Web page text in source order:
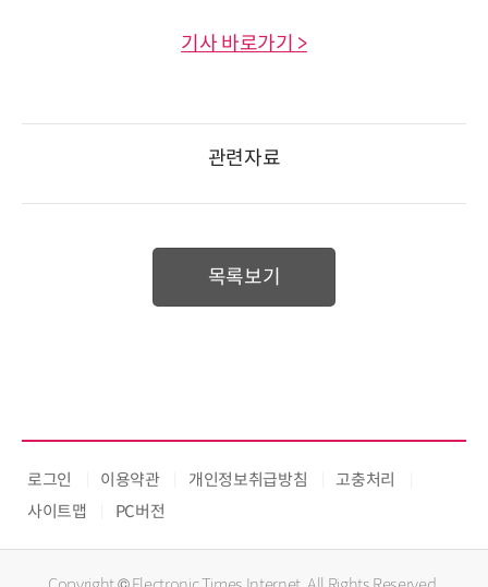
기사 바로가기 >
관련자료
목록보기
로그인 이용약관 개인정보취급방침
고충처리
사이트맵
PC버전